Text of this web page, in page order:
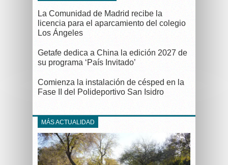
La Comunidad de Madrid recibe la
licencia para el aparcamiento del colegio
Los Ángeles
Getafe dedica a China la edición 2027 de
su programa ‘País Invitado’
Comienza la instalación de césped en la
Fase II del Polideportivo San Isidro
MÁS ACTUALIDAD